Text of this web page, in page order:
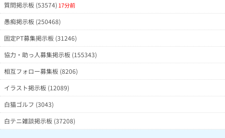
質問掲示板 (53574) 17分前
愚痴掲示板 (250468)
固定PT募集掲示板 (31246)
協力・助っ人募集掲示板 (155343)
相互フォロー募集板 (8206)
イラスト掲示板 (12089)
白猫ゴルフ (3043)
白テニ雑談掲示板 (37208)